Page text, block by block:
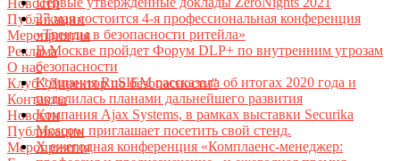
Новости
Публикации
Мероприятия
Реклама
О нас
Клуб "Директор по безопасности"
Контакты
Новости
Публикации
Мероприятия
27 мая состоится 4-я профессиональная конференция
«Тренды в безопасности ритейла»
В Москве пройдет Форум DLP+ по внутренним угрозам
безопасности
Компания RuSIEM рассказала об итогах 2020 года и
поделилась планами дальнейшего развития
Компания Ajax Systems, в рамках выставки Securika
Moscow приглашает посетить свой стенд.
X ежегодная конференция «Комплаенс-менеджер: